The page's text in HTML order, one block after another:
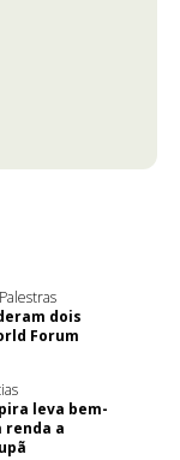
dois
Forum
leva bem-
renda a